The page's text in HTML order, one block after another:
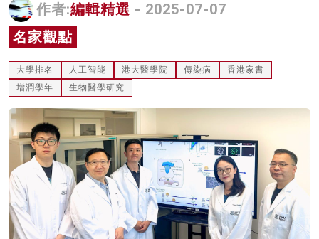
灼見活動
關於我們
作者:編輯精選 - 2025-07-07
名家觀點
大學排名 人工智能 港大醫學院 傳染病
香港家書
增潤學年
生物醫學研究